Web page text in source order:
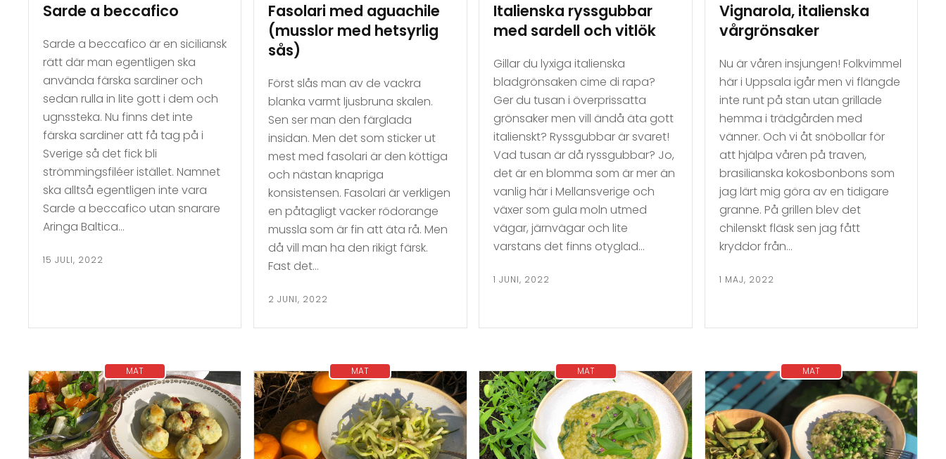
Sarde a beccafico
Sarde a beccafico är en siciliansk
rätt där man egentligen ska
använda färska sardiner och
sedan rulla in lite gott i dem och
ugnssteka. Nu finns det inte
färska sardiner att få tag på i
Sverige så det fick bli
strömmingsfiléer istället. Namnet
ska alltså egentligen inte vara
Sarde a beccafico utan snarare
Aringa Baltica…
15 JULI, 2022
Fasolari med aguachile
(musslor med hetsyrlig
sås)
Först slås man av de vackra
blanka varmt ljusbruna skalen.
Sen ser man den färglada
insidan. Men det som sticker ut
mest med fasolari är den köttiga
och nästan knapriga
konsistensen. Fasolari är verkligen
en påtagligt vacker rödorange
mussla som är fin att äta rå. Men
då vill man ha den rikigt färsk.
Fast det…
2 JUNI, 2022
Italienska ryssgubbar
med sardell och vitlök
Gillar du lyxiga italienska
bladgrönsaken cime di rapa?
Ger du tusan i överprissatta
grönsaker men vill ändå äta gott
italienskt? Ryssgubbar är svaret!
Vad tusan är då ryssgubbar? Jo,
det är en blomma som är mer än
vanlig här i Mellansverige och
växer som gula moln utmed
vägar, järnvägar och lite
varstans det finns otyglad…
1 JUNI, 2022
Vignarola, italienska
vårgrönsaker
Nu är våren insjungen! Folkvimmel
här i Uppsala igår men vi flängde
inte runt på stan utan grillade
hemma i trädgården med
vänner. Och vi åt snöbollar för
att hjälpa våren på traven,
brasilianska kokosbonbons som
jag lärt mig göra av en tidigare
granne. På grillen blev det
chilenskt fläsk sen jag fått
kryddor från…
1 MAJ, 2022
MAT MAT MAT MAT